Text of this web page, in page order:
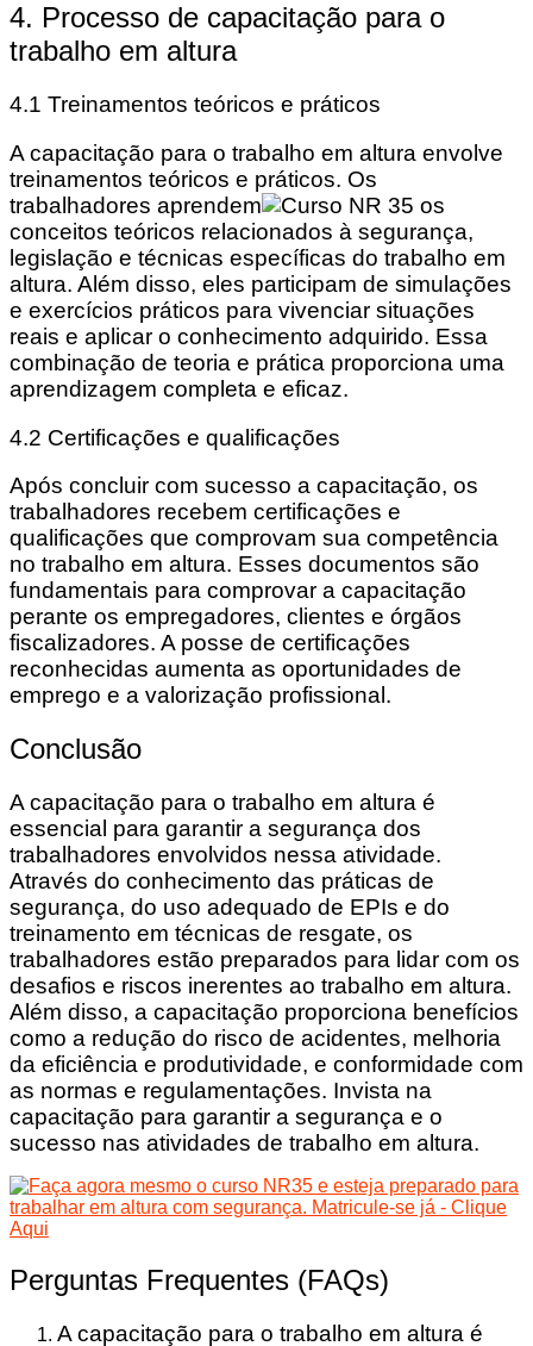
4. Processo de capacitação para o
trabalho em altura
4.1 Treinamentos teóricos e práticos
A capacitação para o trabalho em altura envolve
treinamentos teóricos e práticos. Os
trabalhadores aprendem
os
conceitos teóricos relacionados à segurança,
legislação e técnicas específicas do trabalho em
altura. Além disso, eles participam de simulações
e exercícios práticos para vivenciar situações
reais e aplicar o conhecimento adquirido. Essa
combinação de teoria e prática proporciona uma
aprendizagem completa e eficaz.
4.2 Certificações e qualificações
Após concluir com sucesso a capacitação, os
trabalhadores recebem certificações e
qualificações que comprovam sua competência
no trabalho em altura. Esses documentos são
fundamentais para comprovar a capacitação
perante os empregadores, clientes e órgãos
fiscalizadores. A posse de certificações
reconhecidas aumenta as oportunidades de
emprego e a valorização profissional.
Conclusão
A capacitação para o trabalho em altura é
essencial para garantir a segurança dos
trabalhadores envolvidos nessa atividade.
Através do conhecimento das práticas de
segurança, do uso adequado de EPIs e do
treinamento em técnicas de resgate, os
trabalhadores estão preparados para lidar com os
desafios e riscos inerentes ao trabalho em altura.
Além disso, a capacitação proporciona benefícios
como a redução do risco de acidentes, melhoria
da eficiência e produtividade, e conformidade com
as normas e regulamentações. Invista na
capacitação para garantir a segurança e o
sucesso nas atividades de trabalho em altura.
Perguntas Frequentes (FAQs)
A capacitação para o trabalho em altura é